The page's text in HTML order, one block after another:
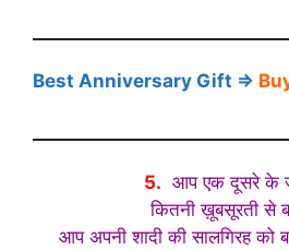
Best Anniversary Gift ⇒
5. आप एक दूसरे के
कितनी ख़ूबसूरती से
आप अपनी शादी की सालगिरह